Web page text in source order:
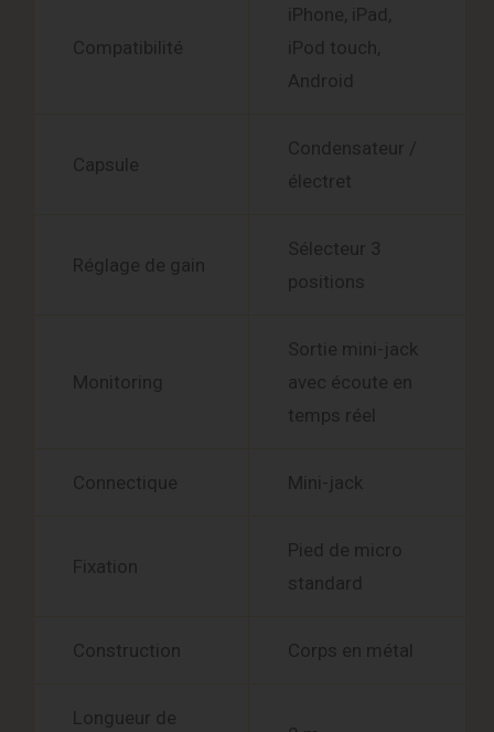
Compatibilité
iPhone, iPad,
iPod touch,
Android
Capsule
Condensateur /
électret
Réglage de gain
Sélecteur 3
positions
Monitoring
Sortie mini-jack
avec écoute en
temps réel
Connectique Mini-jack
Fixation
Pied de micro
standard
Construction Corps en métal
Longueur de